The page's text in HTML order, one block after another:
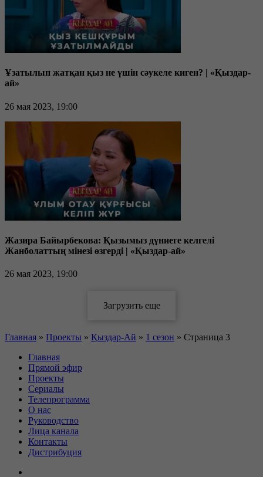
Ұзатылып жатқан қыз не үшін сәукеле киген? | «Қыздар-
ай»
26 мая 2023, 19:00
Жазира Байырбекова: Қызымыз дүниеге келгелі
Жанболаттың мінезі өзгерді | «Қыздар-ай»
26 мая 2023, 19:00
Главная » Проекты » Қыздар-Ай » 1 сезон » Страница 3
Главная
Прямой эфир
Проекты
Сериалы
Телепрограмма
О нас
Руководство
Лица канала
Контакты
Дистрибуция